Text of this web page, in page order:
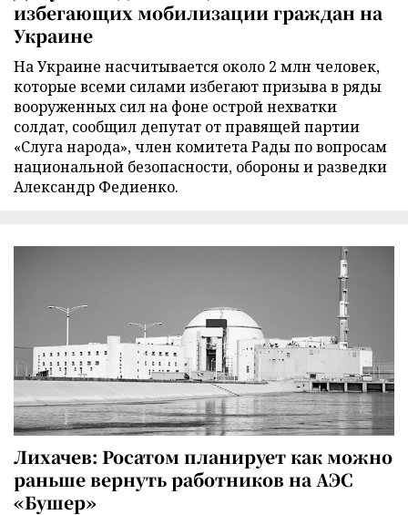
избегающих мобилизации граждан на
Украине
На Украине насчитывается около 2 млн человек,
которые всеми силами избегают призыва в ряды
вооруженных сил на фоне острой нехватки
солдат, сообщил депутат от правящей партии
«Слуга народа», член комитета Рады по вопросам
национальной безопасности, обороны и разведки
Александр Федиенко.
Лихачев: Росатом планирует как можно
раньше вернуть работников на АЭС
«Бушер»